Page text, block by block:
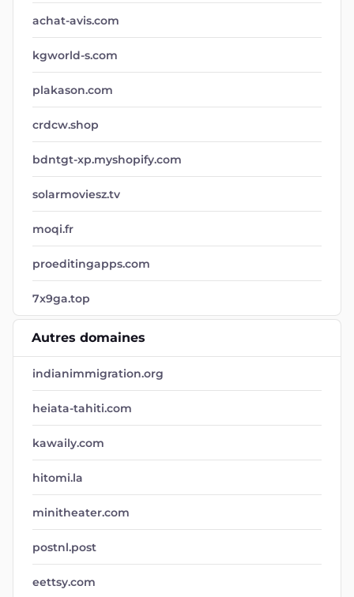
achat-avis.com
kgworld-s.com
plakason.com
crdcw.shop
bdntgt-xp.myshopify.com
solarmoviesz.tv
moqi.fr
proeditingapps.com
7x9ga.top
Autres domaines
indianimmigration.org
heiata-tahiti.com
kawaily.com
hitomi.la
minitheater.com
postnl.post
eettsy.com